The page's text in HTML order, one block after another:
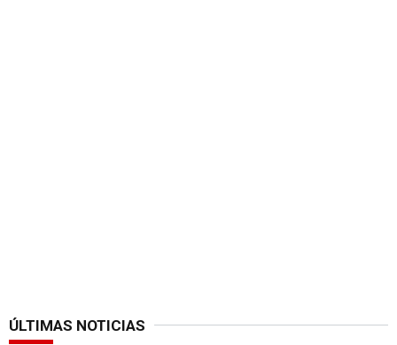
ÚLTIMAS NOTICIAS